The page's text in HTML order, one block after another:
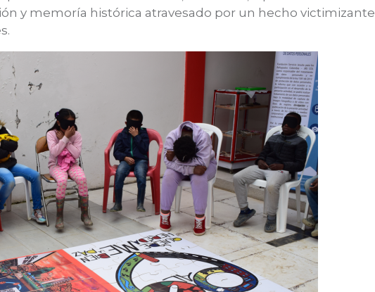
y memoría histórica atravesado por un hecho victimizante